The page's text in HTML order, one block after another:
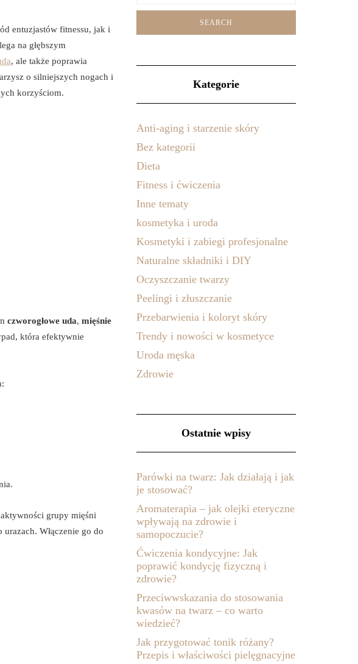
entuzjastów fitnessu, jak i
na głębszym
, ale także poprawia
o silniejszych nogach i
korzyściom.
czworogłowe uda, mięśnie
która efektywnie
grupy mięśni
Włączenie go do
Kategorie
Anti-aging i starzenie skóry
Bez kategorii
Dieta
Fitness i ćwiczenia
Inne tematy
kosmetyka i uroda
Kosmetyki i zabiegi profesjonalne
Naturalne składniki i DIY
Oczyszczanie twarzy
Peelingi i złuszczanie
Przebarwienia i koloryt skóry
Trendy i nowości w kosmetyce
Uroda męska
Zdrowie
Ostatnie wpisy
Parówki na twarz: Jak działają i jak
je stosować?
Aromaterapia – jak olejki eteryczne
wpływają na zdrowie i
samopoczucie?
Ćwiczenia kondycyjne: Jak
poprawić kondycję fizyczną i
zdrowie?
Przeciwwskazania do stosowania
kwasów na twarz – co warto
wiedzieć?
Jak przygotować tonik różany?
Przepis i właściwości pielęgnacyjne